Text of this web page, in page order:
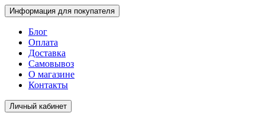
Информация для покупателя
Блог
Оплата
Доставка
Самовывоз
О магазине
Контакты
Личный кабинет